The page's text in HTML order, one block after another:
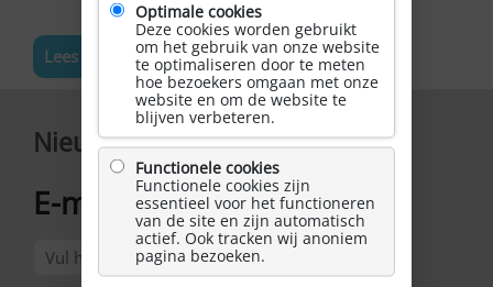
Lees meer nieuws
Nieuwsbrief
E-mailadres*
Optimale cookies
Deze cookies worden gebruikt
om het gebruik van onze website
te optimaliseren door te meten
hoe bezoekers omgaan met onze
website en om de website te
blijven verbeteren.
Functionele cookies
Functionele cookies zijn
essentieel voor het functioneren
van de site en zijn automatisch
actief. Ook tracken wij anoniem
pagina bezoeken.